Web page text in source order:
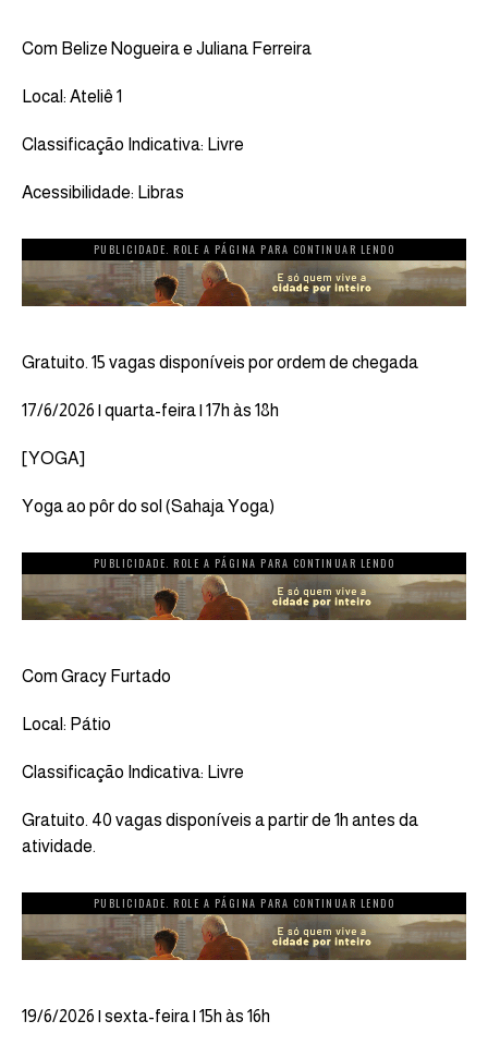
Com Belize Nogueira e Juliana Ferreira
Local: Ateliê 1
Classificação Indicativa: Livre
Acessibilidade: Libras
PUBLICIDADE. ROLE A PÁGINA PARA CONTINUAR LENDO
Gratuito. 15 vagas disponíveis por ordem de chegada
17/6/2026 | quarta-feira | 17h às 18h
[YOGA]
Yoga ao pôr do sol (Sahaja Yoga)
PUBLICIDADE. ROLE A PÁGINA PARA CONTINUAR LENDO
Com Gracy Furtado
Local: Pátio
Classificação Indicativa: Livre
Gratuito. 40 vagas disponíveis a partir de 1h antes da
atividade.
PUBLICIDADE. ROLE A PÁGINA PARA CONTINUAR LENDO
19/6/2026 | sexta-feira | 15h às 16h